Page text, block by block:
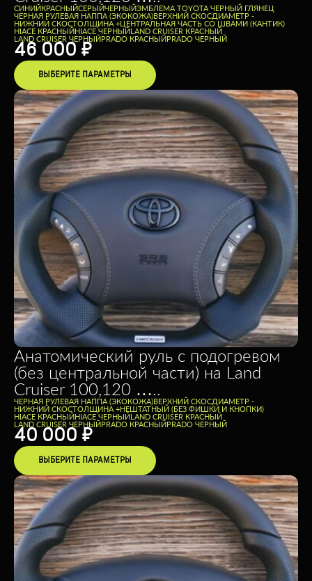
CИНИЙКРАСНЫЙСЕРЫЙЧЕРНЫЙЭМБЛЕМА TOYOTA ЧЕРНЫЙ ГЛЯНЕЦ
ЧЕРНАЯ РУЛЕВАЯ НАППА (ЭКОКОЖА)ВЕРХНИЙ СКОСДИАМЕТР -
НИЖНИЙ СКОСТОЛЩИНА +ЦЕНТРАЛЬНАЯ ЧАСТЬ СО ШВАМИ (КАНТИК)
HIACE КРАСНЫЙHIACE ЧЕРНЫЙLAND CRUISER КРАСНЫЙ
LAND CRUISER ЧЕРНЫЙPRADO КРАСНЫЙPRADO ЧЕРНЫЙ
46 000 ₽
ВЫБЕРИТЕ ПАРАМЕТРЫ
Анатомический руль с подогревом
(без центральной части) на Land
Cruiser 100,120 …..
ЧЕРНАЯ РУЛЕВАЯ НАППА (ЭКОКОЖА)ВЕРХНИЙ СКОСДИАМЕТР -
НИЖНИЙ СКОСТОЛЩИНА +НЕШТАТНЫЙ (БЕЗ ФИШКИ И КНОПКИ)
HIACE КРАСНЫЙHIACE ЧЕРНЫЙLAND CRUISER КРАСНЫЙ
LAND CRUISER ЧЕРНЫЙPRADO КРАСНЫЙPRADO ЧЕРНЫЙ
40 000 ₽
ВЫБЕРИТЕ ПАРАМЕТРЫ